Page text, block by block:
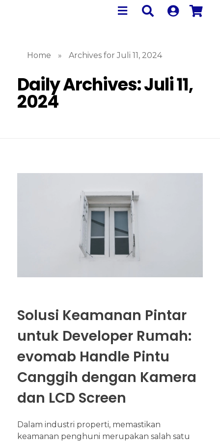
Home » Archives for Juli 11, 2024
Daily Archives: Juli 11,
2024
Solusi Keamanan Pintar
untuk Developer Rumah:
evomab Handle Pintu
Canggih dengan Kamera
dan LCD Screen
Dalam industri properti, memastikan
keamanan penghuni merupakan salah satu